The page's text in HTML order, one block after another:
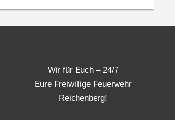
Wir für Euch – 24/7
Eure Freiwillige Feuerwehr
Reichenberg!